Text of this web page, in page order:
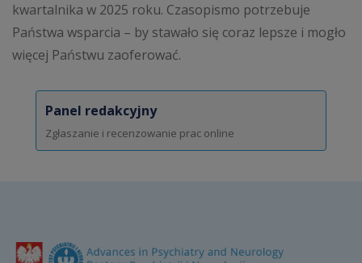
kwartalnika w 2025 roku. Czasopismo potrzebuje
Państwa wsparcia – by stawało się coraz lepsze i mogło
więcej Państwu zaoferować.
Panel redakcyjny
Zgłaszanie i recenzowanie prac online